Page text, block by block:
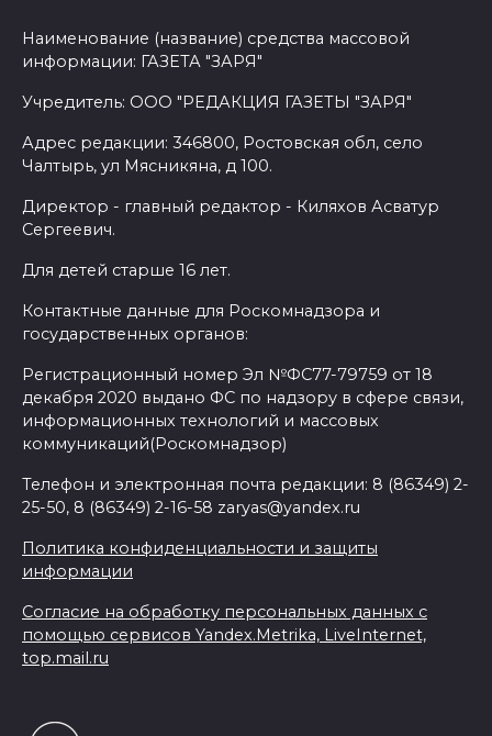
Наименование (название) средства массовой
информации: ГАЗЕТА "ЗАРЯ"
Учредитель: ООО "РЕДАКЦИЯ ГАЗЕТЫ "ЗАРЯ"
Адрес редакции: 346800, Ростовская обл, село
Чалтырь, ул Мясникяна, д 100.
Директор - главный редактор - Киляхов Асватур
Сергеевич.
Для детей старше 16 лет.
Контактные данные для Роскомнадзора и
государственных органов:
Регистрационный номер Эл №ФС77-79759 от 18
декабря 2020 выдано ФС по надзору в сфере связи,
информационных технологий и массовых
коммуникаций(Роскомнадзор)
Телефон и электронная почта редакции: 8 (86349) 2-
25-50, 8 (86349) 2-16-58 zaryas@yandex.ru
Политика конфиденциальности и защиты
информации
Согласие на обработку персональных данных с
помощью сервисов Yandex.Metrika, LiveInternet,
top.mail.ru